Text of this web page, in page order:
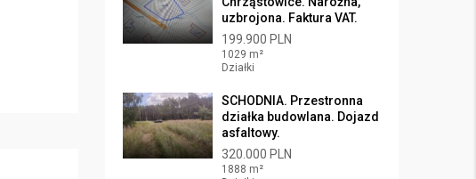
uzbrojona. Faktura VAT.
199.900 PLN
1029 m²
Działki
SCHODNIA. Przestronna
działka budowlana. Dojazd
asfaltowy.
320.000 PLN
1888 m²